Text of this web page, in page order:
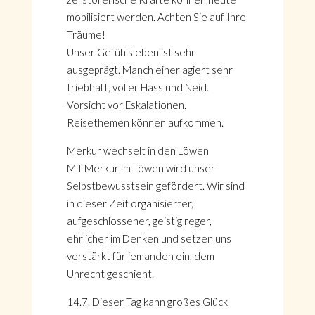
mobilisiert werden. Achten Sie auf Ihre
Träume!
Unser Gefühlsleben ist sehr
ausgeprägt. Manch einer agiert sehr
triebhaft, voller Hass und Neid.
Vorsicht vor Eskalationen.
Reisethemen können aufkommen.
Merkur wechselt in den Löwen
Mit Merkur im Löwen wird unser
Selbstbewusstsein gefördert. Wir sind
in dieser Zeit organisierter,
aufgeschlossener, geistig reger,
ehrlicher im Denken und setzen uns
verstärkt für jemanden ein, dem
Unrecht geschieht.
14.7. Dieser Tag kann großes Glück